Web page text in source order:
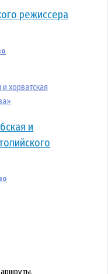
режиссера
и